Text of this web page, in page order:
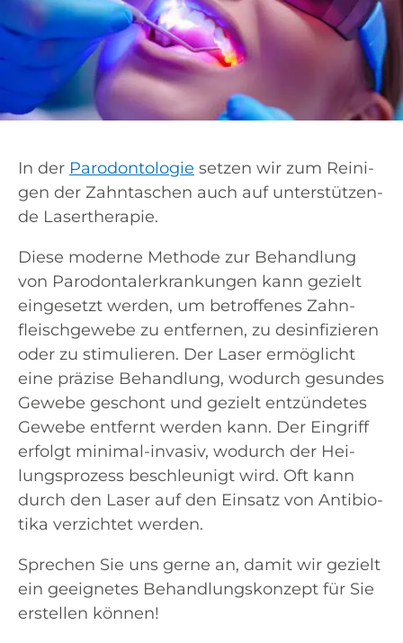
In der Par­odon­to­lo­gie set­zen wir zum Rei­ni­
gen der Zahn­ta­schen auch auf unter­stüt­zen­
de Lasertherapie.
Die­se moder­ne Metho­de zur Behand­lung
von Par­odon­ta­l­er­kran­kun­gen kann gezielt
ein­ge­setzt wer­den, um betrof­fe­nes Zahn­
fleisch­ge­we­be zu ent­fer­nen, zu des­in­fi­zie­ren
oder zu sti­mu­lie­ren. Der Laser ermög­licht
eine prä­zi­se Behand­lung, wodurch gesun­des
Gewe­be geschont und gezielt ent­zün­de­tes
Gewe­be ent­fernt wer­den kann. Der Ein­griff
erfolgt mini­mal-inva­siv, wodurch der Hei­
lungs­pro­zess beschleu­nigt wird. Oft kann
durch den Laser auf den Ein­satz von Anti­bio­
ti­ka ver­zich­tet werden.
Spre­chen Sie uns ger­ne an, damit wir gezielt
ein geeig­ne­tes Behand­lungs­kon­zept für Sie
erstel­len können!